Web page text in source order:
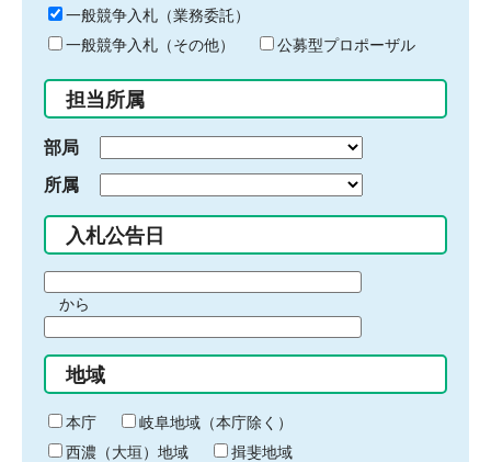
ー
ド
入
力
一般競争入札（業務委託）
一般競争入札（その他）
公募型プロポーザル
担当所属
部局
所属
入札公告日
間
始
り
から
間
終
わ
り
地域
本庁
岐阜地域（本庁除く）
西濃（大垣）地域
揖斐地域